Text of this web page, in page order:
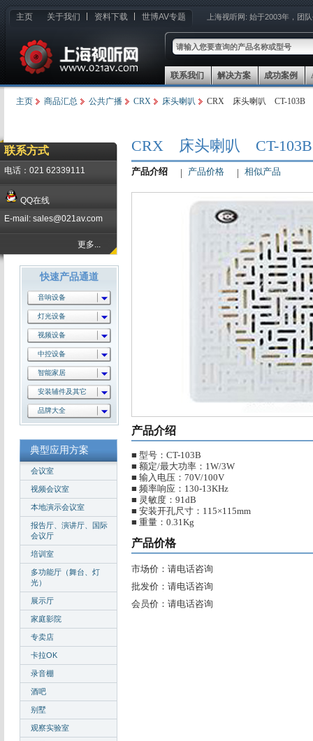
主页 关于我们 资料下载 世博AV专题 上海视听网: 始于2003年，团
联系我们 解决方案 成功案例
主页 商品汇总 公共广播 CRX 床头喇叭 CRX 床头喇叭 CT-103B
CRX 床头喇叭 CT-103B
产品介绍 产品价格 相似产品
产品介绍
■ 型号：CT-103B
■ 额定/最大功率：1W/3W
■ 输入电压：70V/100V
■ 频率响应：130-13KHz
■ 灵敏度：91dB
■ 安装开孔尺寸：115×115mm
■ 重量：0.31Kg
产品价格
市场价：请电话咨询
批发价：请电话咨询
会员价：请电话咨询
联系方式
电话：021 62339111
QQ在线
E-mail: sales@021av.com
更多...
快速产品通道
音响设备
灯光设备
视频设备
中控设备
智能家居
安装辅件及其它
品牌大全
典型应用方案
会议室
视频会议室
本地演示会议室
报告厅、演讲厅、国际
会议厅
培训室
多功能厅（舞台、灯
光）
展示厅
家庭影院
专卖店
卡拉OK
录音棚
酒吧
别墅
观察实验室